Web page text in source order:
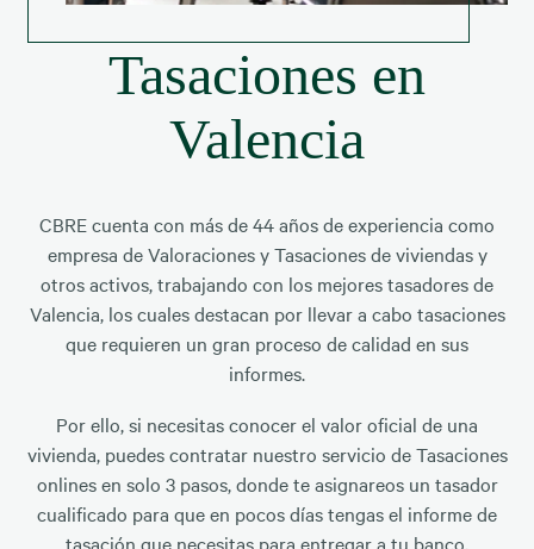
Tasaciones en
Valencia
CBRE cuenta con más de 44 años de experiencia como
empresa de Valoraciones y Tasaciones de viviendas y
otros activos, trabajando con los mejores tasadores de
Valencia, los cuales destacan por llevar a cabo tasaciones
que requieren un gran proceso de calidad en sus
informes.
Por ello, si necesitas conocer el valor oficial de una
vivienda, puedes contratar nuestro servicio de Tasaciones
onlines en solo 3 pasos, donde te asignareos un tasador
cualificado para que en pocos días tengas el informe de
tasación que necesitas para entregar a tu banco.